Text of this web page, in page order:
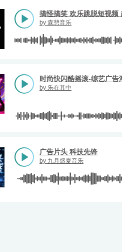
搞怪搞笑 欢乐跳脱短视频
by 森憩音乐
时尚快闪酷摇滚-综艺广
by 乐在其中
广告片头 科技先锋
by 九月盛夏音乐